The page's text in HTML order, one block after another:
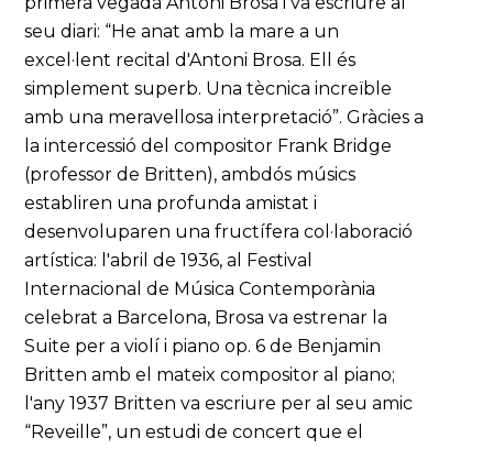
seu diari: “He anat amb la mare a un
excel·lent recital d'Antoni Brosa. Ell és
simplement superb. Una tècnica increïble
amb una meravellosa interpretació”. Gràcies a
la intercessió del compositor Frank Bridge
(professor de Britten), ambdós músics
establiren una profunda amistat i
desenvoluparen una fructífera col·laboració
artística: l'abril de 1936, al Festival
Internacional de Música Contemporània
celebrat a Barcelona, Brosa va estrenar la
Suite per a violí i piano op. 6 de Benjamin
Britten amb el mateix compositor al piano;
l'any 1937 Britten va escriure per al seu amic
“Reveille”, un estudi de concert que el